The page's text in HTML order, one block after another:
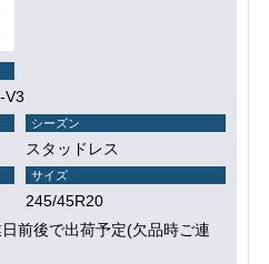
V3
シーズン
スタッドレス
サイズ
245/45R20
前後で出荷予定(欠品時ご連